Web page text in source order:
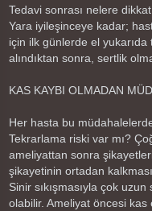
Tedavi sonrası nelere
Yara iyileşinceye kadar;
için ilk günlerde el yukarıda
alındıktan sonra, sertlik
KAS KAYBI OLMADAN
Her hasta bu
Tekrarlama riski var mı?
ameliyattan sonra
şikayetinin ortadan
Sinir sıkışmasıyla çok
olabilir. Ameliyat öncesi